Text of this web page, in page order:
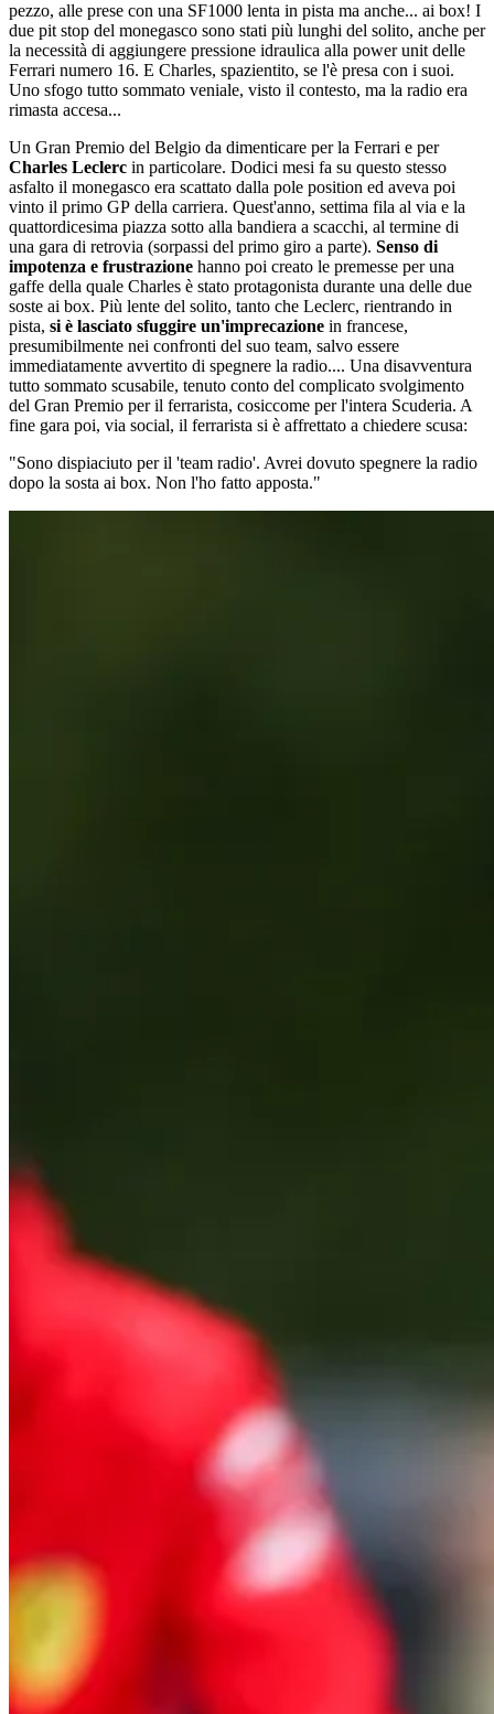
pezzo, alle prese con una SF1000 lenta in pista ma anche... ai box! I
due pit stop del monegasco sono stati più lunghi del solito, anche per
la necessità di aggiungere pressione idraulica alla power unit delle
Ferrari numero 16. E Charles, spazientito, se l'è presa con i suoi.
Uno sfogo tutto sommato veniale, visto il contesto, ma la radio era
rimasta accesa...
Un Gran Premio del Belgio da dimenticare per la Ferrari e per
Charles Leclerc in particolare. Dodici mesi fa su questo stesso
asfalto il monegasco era scattato dalla pole position ed aveva poi
vinto il primo GP della carriera. Quest'anno, settima fila al via e la
quattordicesima piazza sotto alla bandiera a scacchi, al termine di
una gara di retrovia (sorpassi del primo giro a parte). Senso di
impotenza e frustrazione hanno poi creato le premesse per una
gaffe della quale Charles è stato protagonista durante una delle due
soste ai box. Più lente del solito, tanto che Leclerc, rientrando in
pista, si è lasciato sfuggire un'imprecazione in francese,
presumibilmente nei confronti del suo team, salvo essere
immediatamente avvertito di spegnere la radio.... Una disavventura
tutto sommato scusabile, tenuto conto del complicato svolgimento
del Gran Premio per il ferrarista, cosiccome per l'intera Scuderia. A
fine gara poi, via social, il ferrarista si è affrettato a chiedere scusa:
"Sono dispiaciuto per il 'team radio'. Avrei dovuto spegnere la radio
dopo la sosta ai box. Non l'ho fatto apposta."